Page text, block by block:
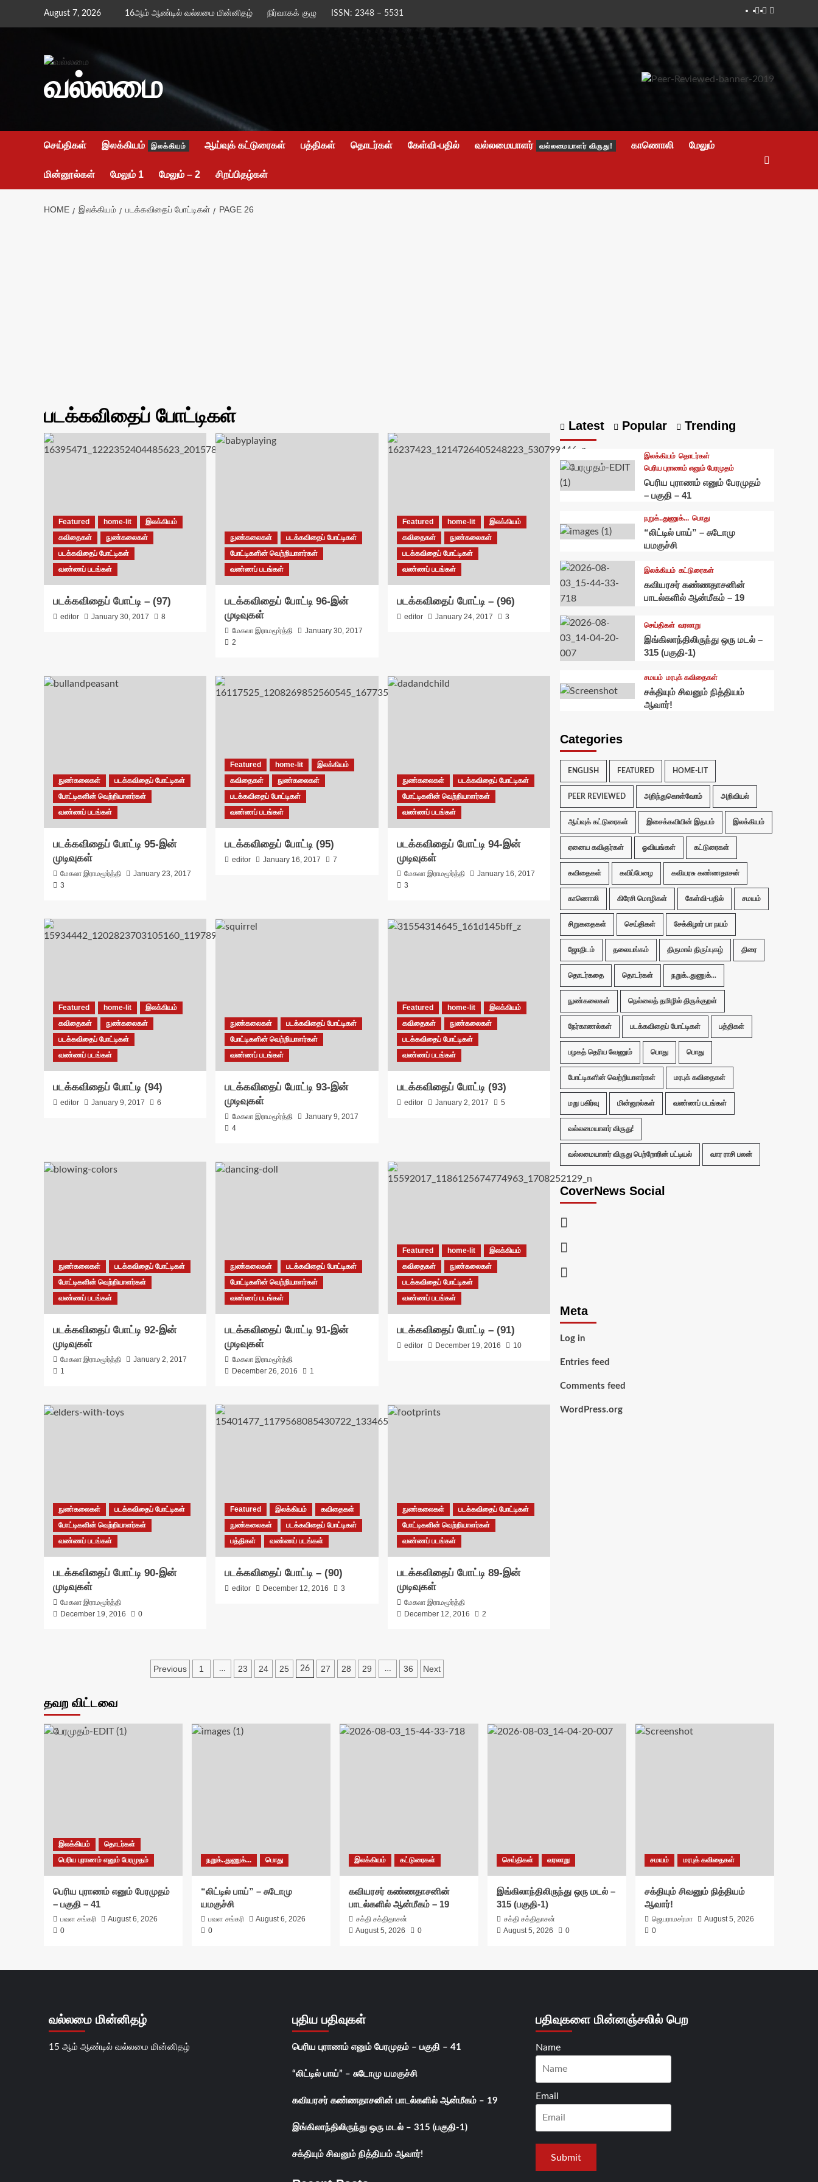
August 7, 2026 16ஆம் ஆண்டில் வல்லமை மின்னிதழ் நிர்வாகக் குழு ISSN: 2348 – 5531 Facebook
Twitter
Youtube
வல்லமை
செய்திகள் இலக்கியம் இலக்கியம் ஆய்வுக் கட்டுரைகள் பத்திகள் தொடர்கள் கேள்வி-பதில் வல்லமையாளர் வல்லமையாளர் விருது! காணொலி மேலும்
மின்னூல்கள் மேலும் 1 மேலும் – 2 சிறப்பிதழ்கள்
HOME இலக்கியம் படக்கவிதைப் போட்டிகள் PAGE 26
படக்கவிதைப் போட்டிகள்
Featured home-lit
இலக்கியம்
கவிதைகள்
நுண்கலைகள்
படக்கவிதைப் போட்டிகள்
வண்ணப் படங்கள்
படக்கவிதைப் போட்டி – (97)
editor January 30, 2017 8
நுண்கலைகள்
படக்கவிதைப் போட்டிகள்
போட்டிகளின் வெற்றியாளர்கள்
வண்ணப் படங்கள்
படக்கவிதைப் போட்டி 96-இன்
முடிவுகள்
மேகலா இராமமூர்த்தி
January 30, 2017
2
Featured home-lit
இலக்கியம்
கவிதைகள்
நுண்கலைகள்
படக்கவிதைப் போட்டிகள்
வண்ணப் படங்கள்
படக்கவிதைப் போட்டி – (96)
editor January 24, 2017 3
நுண்கலைகள்
படக்கவிதைப் போட்டிகள்
போட்டிகளின் வெற்றியாளர்கள்
வண்ணப் படங்கள்
படக்கவிதைப் போட்டி 95-இன்
முடிவுகள்
மேகலா இராமமூர்த்தி
January 23, 2017
3
Featured home-lit
இலக்கியம்
கவிதைகள்
நுண்கலைகள்
படக்கவிதைப் போட்டிகள்
வண்ணப் படங்கள்
படக்கவிதைப் போட்டி (95)
editor January 16, 2017 7
நுண்கலைகள்
படக்கவிதைப் போட்டிகள்
போட்டிகளின் வெற்றியாளர்கள்
வண்ணப் படங்கள்
படக்கவிதைப் போட்டி 94-இன்
முடிவுகள்
மேகலா இராமமூர்த்தி
January 16, 2017
3
Featured home-lit
இலக்கியம்
கவிதைகள்
நுண்கலைகள்
படக்கவிதைப் போட்டிகள்
வண்ணப் படங்கள்
படக்கவிதைப் போட்டி (94)
editor January 9, 2017 6
நுண்கலைகள்
படக்கவிதைப் போட்டிகள்
போட்டிகளின் வெற்றியாளர்கள்
வண்ணப் படங்கள்
படக்கவிதைப் போட்டி 93-இன்
முடிவுகள்
மேகலா இராமமூர்த்தி
January 9, 2017
4
Featured home-lit
இலக்கியம்
கவிதைகள்
நுண்கலைகள்
படக்கவிதைப் போட்டிகள்
வண்ணப் படங்கள்
படக்கவிதைப் போட்டி (93)
editor January 2, 2017 5
நுண்கலைகள்
படக்கவிதைப் போட்டிகள்
போட்டிகளின் வெற்றியாளர்கள்
வண்ணப் படங்கள்
படக்கவிதைப் போட்டி 92-இன்
முடிவுகள்
மேகலா இராமமூர்த்தி
January 2, 2017
1
நுண்கலைகள்
படக்கவிதைப் போட்டிகள்
போட்டிகளின் வெற்றியாளர்கள்
வண்ணப் படங்கள்
படக்கவிதைப் போட்டி 91-இன்
முடிவுகள்
மேகலா இராமமூர்த்தி
December 26, 2016
1
Featured home-lit
இலக்கியம்
கவிதைகள்
நுண்கலைகள்
படக்கவிதைப் போட்டிகள்
வண்ணப் படங்கள்
படக்கவிதைப் போட்டி – (91)
editor December 19, 2016 10
நுண்கலைகள்
படக்கவிதைப் போட்டிகள்
போட்டிகளின் வெற்றியாளர்கள்
வண்ணப் படங்கள்
படக்கவிதைப் போட்டி 90-இன்
முடிவுகள்
மேகலா இராமமூர்த்தி
December 19, 2016
0
Featured இலக்கியம்
கவிதைகள்
நுண்கலைகள்
படக்கவிதைப் போட்டிகள்
பத்திகள்
வண்ணப் படங்கள்
படக்கவிதைப் போட்டி – (90)
editor December 12, 2016 3
நுண்கலைகள்
படக்கவிதைப் போட்டிகள்
போட்டிகளின் வெற்றியாளர்கள்
வண்ணப் படங்கள்
படக்கவிதைப் போட்டி 89-இன்
முடிவுகள்
மேகலா இராமமூர்த்தி
December 12, 2016
2
Posts
Previous 1 … 23 24 25 26 27 28 29 … 36 Next
Latest Popular Trending
இலக்கியம் தொடர்கள்
பெரிய புராணம் எனும் பேரமுதம்
பெரிய புராணம் எனும் பேரமுதம்
– பகுதி – 41
நறுக்..துணுக்... பொது
“லிட்டில் பாய்” – சுடோமு
யமகுச்சி
இலக்கியம் கட்டுரைகள்
கவியரசர் கண்ணதாசனின்
பாடல்களில் ஆன்மீகம் – 19
செய்திகள் வரலாறு
இங்கிலாந்திலிருந்து ஒரு மடல் –
315 (பகுதி-1)
சமயம் மரபுக் கவிதைகள்
சக்தியும் சிவனும் நித்தியம்
ஆவார்!
Categories
ENGLISH FEATURED HOME-LIT
PEER REVIEWED அறிந்துகொள்வோம் அறிவியல்
ஆய்வுக் கட்டுரைகள் இசைக்கவியின் இதயம் இலக்கியம்
ஏனைய கவிஞர்கள் ஓவியங்கள் கட்டுரைகள்
கவிதைகள் கவிப்பேழை கவியரசு கண்ணதாசன்
காணொலி கிரேசி மொழிகள் கேள்வி-பதில் சமயம்
சிறுகதைகள் செய்திகள் சேக்கிழார் பா நயம்
ஜோதிடம் தலையங்கம் திருமால் திருப்புகழ் திரை
தொடர்கதை தொடர்கள் நறுக்..துணுக்...
நுண்கலைகள் நெல்லைத் தமிழில் திருக்குறள்
நேர்காணல்கள் படக்கவிதைப் போட்டிகள் பத்திகள்
பழகத் தெரிய வேணும் பொது பொது
போட்டிகளின் வெற்றியாளர்கள் மரபுக் கவிதைகள்
மறு பகிர்வு மின்னூல்கள் வண்ணப் படங்கள்
வல்லமையாளர் விருது!
வல்லமையாளர் விருது பெற்றோரின் பட்டியல் வார ராசி பலன்
CoverNews Social
Meta
Log in
Entries feed
Comments feed
WordPress.org
தவற விட்டவை
இலக்கியம்
தொடர்கள்
பெரிய புராணம் எனும் பேரமுதம்
பெரிய புராணம் எனும் பேரமுதம்
– பகுதி – 41
பவள சங்கரி
August 6, 2026
0
நறுக்..துணுக்... பொது
“லிட்டில் பாய்” – சுடோமு
யமகுச்சி
பவள சங்கரி
August 6, 2026
0
இலக்கியம் கட்டுரைகள்
கவியரசர் கண்ணதாசனின்
பாடல்களில் ஆன்மீகம் – 19
சக்தி சக்திதாசன்
August 5, 2026
0
செய்திகள் வரலாறு
இங்கிலாந்திலிருந்து ஒரு மடல் –
315 (பகுதி-1)
சக்தி சக்திதாசன்
August 5, 2026
0
சமயம் மரபுக் கவிதைகள்
சக்தியும் சிவனும் நித்தியம்
ஆவார்!
ஜெயராமசர்மா
August 5, 2026
0
வல்லமை மின்னிதழ்
15 ஆம் ஆண்டில் வல்லமை மின்னிதழ்
புதிய பதிவுகள்
பெரிய புராணம் எனும் பேரமுதம் – பகுதி – 41
“லிட்டில் பாய்” – சுடோமு யமகுச்சி
கவியரசர் கண்ணதாசனின் பாடல்களில் ஆன்மீகம் – 19
இங்கிலாந்திலிருந்து ஒரு மடல் – 315 (பகுதி-1)
சக்தியும் சிவனும் நித்தியம் ஆவார்!
பதிவுகளை மின்னஞ்சலில் பெற
Name
Email